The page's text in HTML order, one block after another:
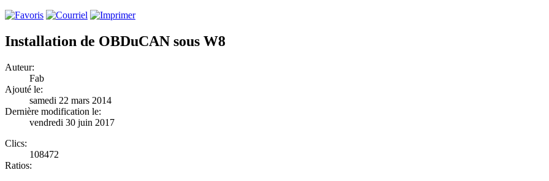
Installation de OBDuCAN sous W8
Auteur:
Fab
Ajouté le:
samedi 22 mars 2014
Dernière modification le:
vendredi 30 juin 2017
Clics:
108472
Ratios: